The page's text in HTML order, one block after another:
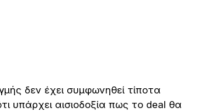
δεν έχει συμφωνηθεί τίποτα
υπάρχει αισιοδοξία πως το deal θα